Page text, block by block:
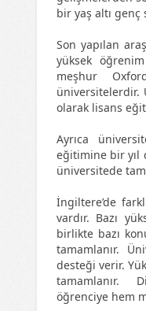
bir yaş altı genç
Son yapılan
yüksek
meşhur
üniversitelerdir.
olarak lisans
Ayrıca
eğitimine bir yıl
üniversitede
İngiltere’de
vardır. Bazı
birlikte bazı
tamamlanır.
desteği verir.
tamamlanır.
öğrenciye hem